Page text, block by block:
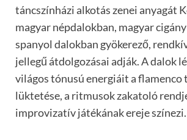
táncszínházi alkotás zenei anyagát
magyar népdalokban, magyar
spanyol dalokban gyökerező,
jellegű átdolgozásai adják. A dalok
világos tónusú energiáit a flamenco
lüktetése, a ritmusok zakatoló
improvizatív játékának ereje színezi.